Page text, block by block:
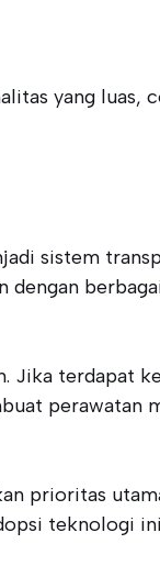
yang luas,
sistem
dengan
Jika terdapat
perawatan
prioritas
teknologi